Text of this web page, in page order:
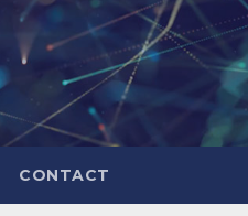
CONTACT